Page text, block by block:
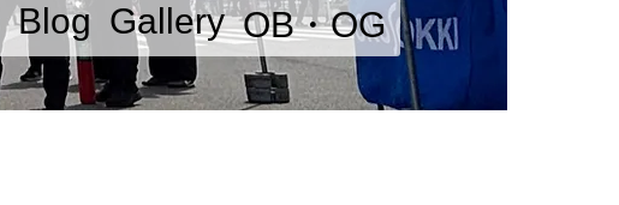
Blog Gallery OB・OG